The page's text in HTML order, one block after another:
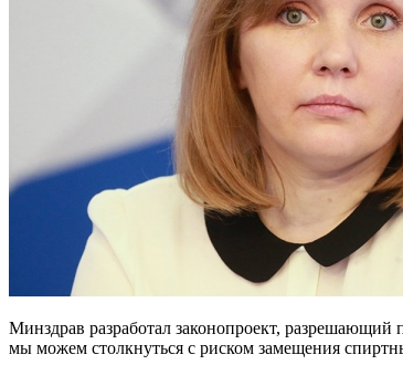
Минздрав разработал законопроект, разрешающий
мы можем столкнуться с риском замещения